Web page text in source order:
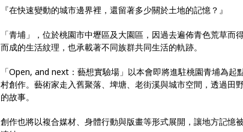
『在快速變動的城市邊界裡，還留著多少關於土地的記憶？』
「青埔」，位於桃園市中壢區及大園區，因過去遍佈青色荒草
而成的生活紋理，也承載著不同族群共同生活的軌跡。
「Open, and next：藝想實驗場」以本會即將進駐桃園青埔為
村創作。藝術家走入舊聚落、埤塘、老街溪與城市空間，透過田
的故事。
創作也將以複合媒材、身體行動與版畫等形式展開，讓地方記憶